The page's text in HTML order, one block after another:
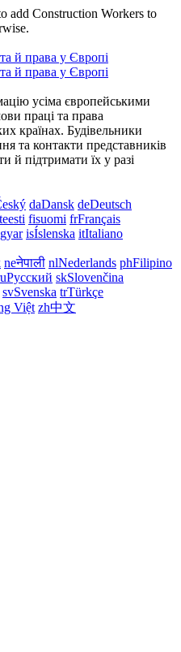
add Construction Workers to
усіма європейськими
праці та права
країнах. Будівельники
та контакти представників
й підтримати їх у разі
daDansk deDeutsch
eesti fisuomi frFrançais
isÍslenska itItaliano
neनेपाली nlNederlands phFilipino
Русский skSlovenčina
svSvenska trTürkçe
Việt zh中文